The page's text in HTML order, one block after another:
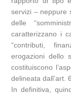
servizi – neppure
delle
caratterizzano i
“contributi,
erogazioni dello
costituiscono
delineata dall’art.
In definitiva,